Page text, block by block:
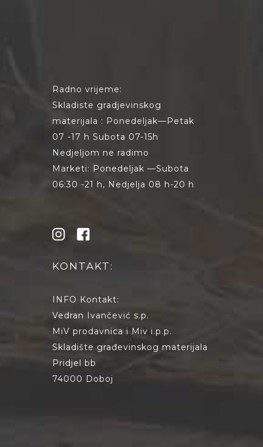
Radno vrijeme:
Skladiste gradjevinskog
materijala : Ponedeljak—Petak
07 -17 h Subota 07-15h
Nedjeljom ne radimo
Marketi: Ponedeljak —Subota
06:30 -21 h, Nedjelja 08 h-20 h
KONTAKT:
INFO Kontakt:
Vedran Ivančević s.p.
MiV prodavnica i Miv i.p.p.
Skladište građevinskog materijala
Pridjel bb
74000 Doboj